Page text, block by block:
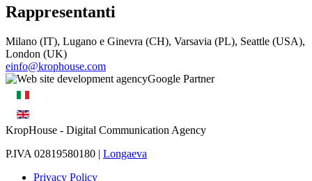
Rappresentanti
Milano (IT), Lugano e Ginevra (CH), Varsavia (PL), Seattle (USA),
London (UK)
einfo@krophouse.com
KropHouse - Digital Communication Agency
P.IVA 02819580180 | Longaeva
Privacy Policy